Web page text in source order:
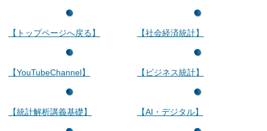
【トップページへ戻る】
【YouTubeChannel】
【統計解析講義基礎】
【社会経済統計】
【ビジネス統計】
【AI・デジタル】